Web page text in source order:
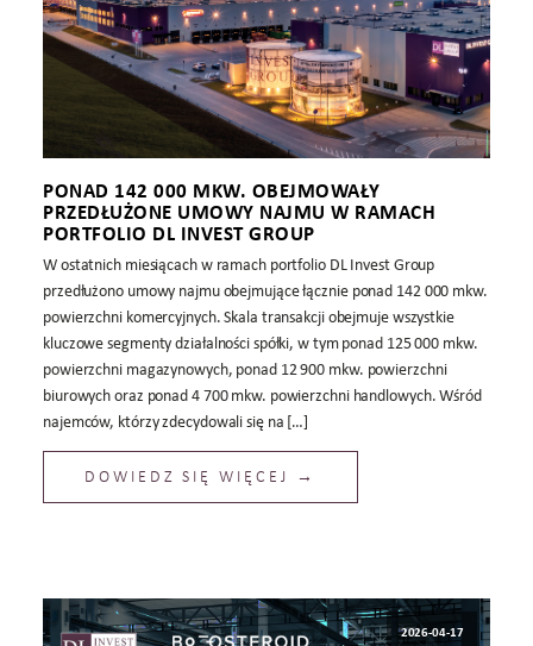
PONAD 142 000 MKW. OBEJMOWAŁY
PRZEDŁUŻONE UMOWY NAJMU W RAMACH
PORTFOLIO DL INVEST GROUP
W ostatnich miesiącach w ramach portfolio DL Invest Group
przedłużono umowy najmu obejmujące łącznie ponad 142 000 mkw.
powierzchni komercyjnych. Skala transakcji obejmuje wszystkie
kluczowe segmenty działalności spółki, w tym ponad 125 000 mkw.
powierzchni magazynowych, ponad 12 900 mkw. powierzchni
biurowych oraz ponad 4 700 mkw. powierzchni handlowych. Wśród
najemców, którzy zdecydowali się na […]
DOWIEDZ SIĘ WIĘCEJ →
2026-04-17